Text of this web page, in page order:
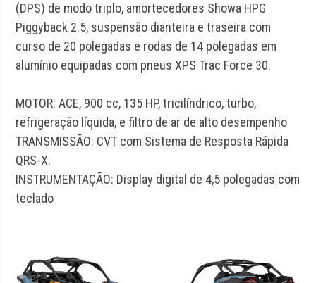
(DPS) de modo triplo, amortecedores Showa HPG
Piggyback 2.5, suspensão dianteira e traseira com
curso de 20 polegadas e rodas de 14 polegadas em
alumínio equipadas com pneus XPS Trac Force 30.
MOTOR: ACE, 900 cc, 135 HP, tricilíndrico, turbo,
refrigeração líquida, e filtro de ar de alto desempenho
TRANSMISSÃO: CVT com Sistema de Resposta Rápida
QRS-X.
INSTRUMENTAÇÃO: Display digital de 4,5 polegadas com
teclado